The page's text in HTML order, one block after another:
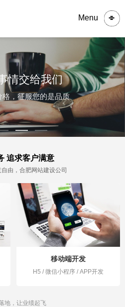
Menu
情交给我们
格，征服您的是品质
追求客户满意
由，合肥网站建设公司
移动端开发
H5 / 微信小程序 / APP开发
地，让业绩起飞